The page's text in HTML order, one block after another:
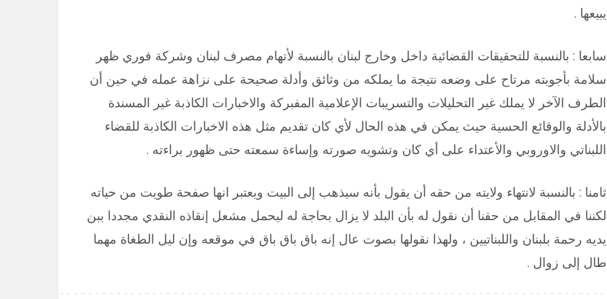
يبيعها .
سابعا : بالنسبة للتحقيقات القضائية داخل وخارج لبنان بالنسبة لأتهام مصرف لبنان وشركة فوري ظهر
سلامة بأجوبته مرتاح على وضعه نتيجة ما يملكه من وثائق وأدلة صحيحة على نزاهة عمله في حين أن
الطرف الآخر لا يملك غير التحليلات والتسريبات الإعلامية المفبركة والاخبارات الكاذبة غير المسندة
بالأدلة والوقائع الحسية حيث يمكن في هذه الحال لأي كان تقديم مثل هذه الاخبارات الكاذبة للقضاء
اللبناتي والاوروبي والأعتداء على أي كان وتشويه صورته وإساءة سمعته حتى ظهور براءته .
ثامنا : بالنسبة لانتهاء ولايته من حقه أن يقول بأنه سيذهب إلى البيت ويعتبر انها صفحة طويت من حياته
لكننا في المقابل من حقنا أن نقول له بأن البلد لا يزال بحاجة له ليحمل مشعل إنقاذه النقدي مجددا ببن
يديه رحمة بلبنان واللبناتيين ، ولهذا نقولها بصوت عال إنه باق باق باق في موقعه وإن ليل الطغاة مهما
طال إلى زوال .